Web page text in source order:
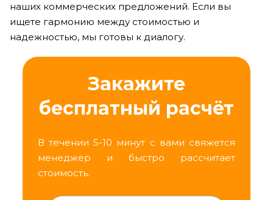
наших коммерческих предложений. Если вы
ищете гармонию между стоимостью и
надежностью, мы готовы к диалогу.
Закажите
бесплатный расчёт
В течении 5-10 минут с вами свяжется
менеджер и быстро рассчитает
стоимость.